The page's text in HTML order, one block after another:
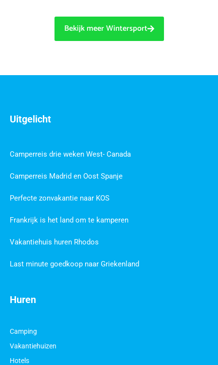
Bekijk meer Wintersport
Huren
Camping
Vakantiehuizen
Hotels
Uitgelicht
Camperreis drie weken West- Canada
Camperreis Madrid en Oost Spanje
Perfecte zonvakantie naar KOS
Frankrijk is het land om te kamperen
Vakantiehuis huren Rhodos
Last minute goedkoop naar Griekenland